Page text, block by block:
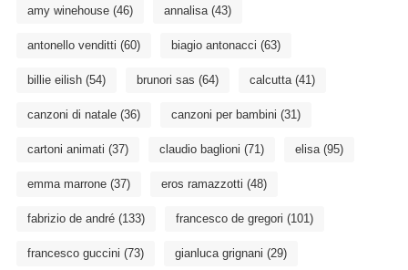
amy winehouse(46) annalisa(43)
antonello venditti (60) biagio antonacci (63)
billie eilish(54) brunori sas (64) calcutta(41)
canzoni di natale(36) canzoni per bambini (31)
cartoni animati (37) claudio baglioni (71) elisa(95)
emma marrone(37) eros ramazzotti (48)
fabrizio de andré(133) francesco de gregori (101)
francesco guccini (73) gianluca grignani (29)